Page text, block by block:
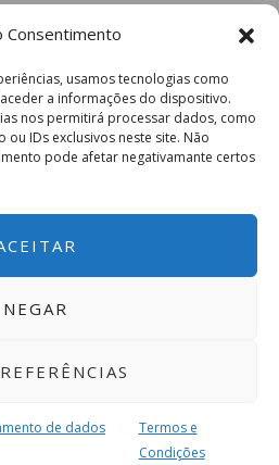
Consentimento
usamos tecnologias como
a informações do dispositivo.
nos permitirá processar dados, como
IDs exclusivos neste site. Não
pode afetar negativamante certos
NEGAR
de dados
Termos e
Condições